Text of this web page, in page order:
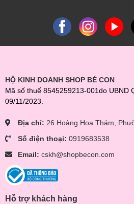
HỘ KINH DOANH SHOP BÉ CON
Mã số thuế 8545259213-001do UBND
09/11/2023.
Địa chỉ: 26 Hoàng Hoa Thám,
Số điện thoại: 0919683538
Email: cskh@shopbecon.com
Hỗ trợ khách hàng